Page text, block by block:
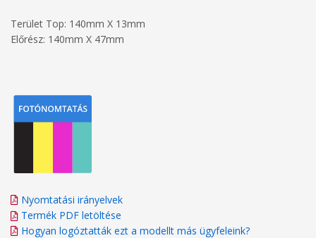
Terület Top: 140mm X 13mm
Előrész: 140mm X 47mm
Nyomtatási irányelvek
Termék PDF letöltése
Hogyan logóztatták ezt a modellt más ügyfeleink?